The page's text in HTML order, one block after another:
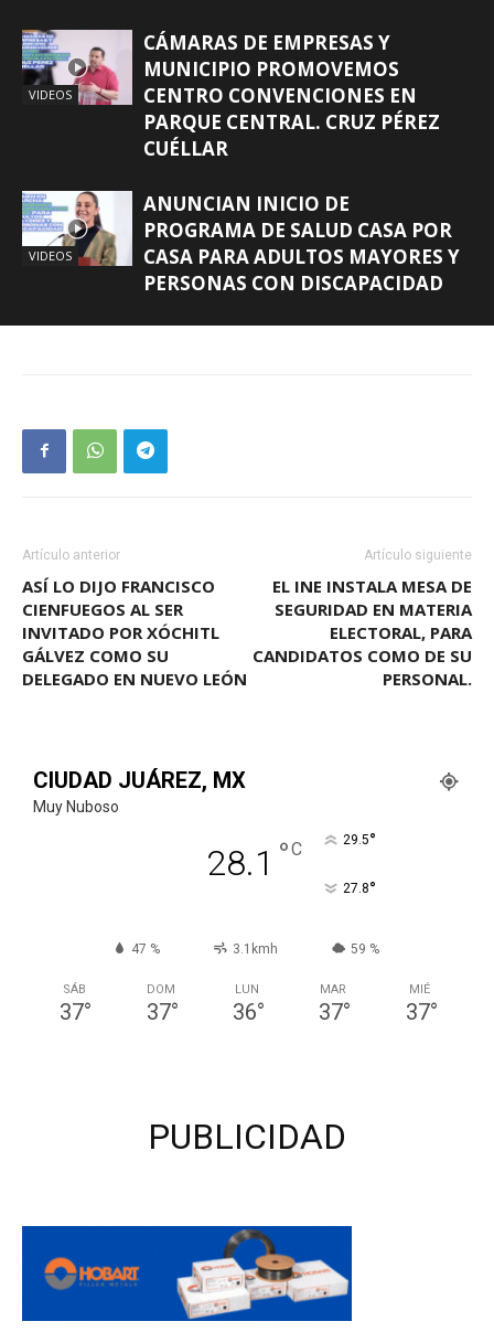
VIDEOS
CÁMARAS DE EMPRESAS Y
MUNICIPIO PROMOVEMOS
CENTRO CONVENCIONES EN
PARQUE CENTRAL. CRUZ PÉREZ
CUÉLLAR
VIDEOS
ANUNCIAN INICIO DE
PROGRAMA DE SALUD CASA POR
CASA PARA ADULTOS MAYORES Y
PERSONAS CON DISCAPACIDAD
Artículo anterior
ASÍ LO DIJO FRANCISCO
CIENFUEGOS AL SER
INVITADO POR XÓCHITL
GÁLVEZ COMO SU
DELEGADO EN NUEVO LEÓN
Artículo siguiente
EL INE INSTALA MESA DE
SEGURIDAD EN MATERIA
ELECTORAL, PARA
CANDIDATOS COMO DE SU
PERSONAL.
CIUDAD JUÁREZ, MX
Muy Nuboso
28.1 °C 29.5°
27.8°
47 % 3.1kmh 59 %
SÁB
37°
DOM
37°
LUN
36°
MAR
37°
MIÉ
37°
PUBLICIDAD